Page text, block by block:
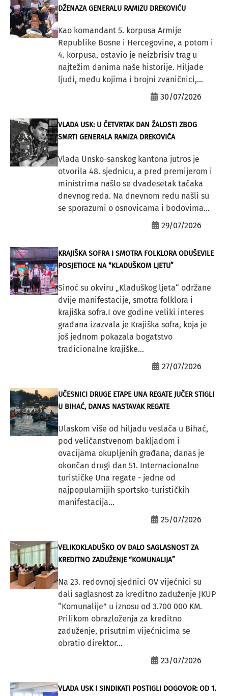
DŽENAZA GENERALU RAMIZU DREKOVIĆU
Kao komandant 5. korpusa Armije
Republike Bosne i Hercegovine, a potom i
4. korpusa, ostavio je neizbrisiv trag u
najtežim danima naše historije. Hiljade
ljudi, među kojima i brojni zvaničnici,...
30/07/2026
VLADA USK: U ČETVRTAK DAN ŽALOSTI ZBOG
SMRTI GENERALA RAMIZA DREKOVIĆA
Vlada Unsko-sanskog kantona jutros je
otvorila 48. sjednicu, a pred premijerom i
ministrima našlo se dvadesetak tačaka
dnevnog reda. Na dnevnom redu našli su
se sporazumi o osnovicama i bodovima...
29/07/2026
KRAJIŠKA SOFRA I SMOTRA FOLKLORA ODUŠEVILE
POSJETIOCE NA “KLADUŠKOM LJETU”
Sinoć su okviru „Kladuškog ljeta“ održane
dvije manifestacije, smotra folklora i
krajiška sofra.I ove godine veliki interes
građana izazvala je Krajiška sofra, koja je
još jednom pokazala bogatstvo
tradicionalne krajiške...
27/07/2026
UČESNICI DRUGE ETAPE UNA REGATE JUČER STIGLI
U BIHAĆ, DANAS NASTAVAK REGATE
Ulaskom više od hiljadu veslača u Bihać,
pod veličanstvenom bakljadom i
ovacijama okupljenih građana, danas je
okončan drugi dan 51. Internacionalne
turističke Una regate - jedne od
najpopularnijih sportsko-turističkih
manifestacija...
25/07/2026
VELIKOKLADUŠKO OV DALO SAGLASNOST ZA
KREDITNO ZADUŽENJE “KOMUNALIJA”
Na 23. redovnoj sjednici OV vijećnici su
dali saglasnost za kreditno zaduženje JKUP
“Komunalije” u iznosu od 3.700 000 KM.
Prilikom obrazloženja za kreditno
zaduženje, prisutnim vijećnicima se
obratio direktor...
23/07/2026
VLADA USK I SINDIKATI POSTIGLI DOGOVOR: OD 1.